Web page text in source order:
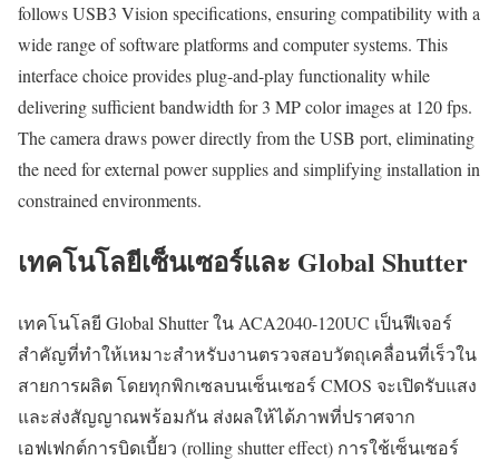
follows USB3 Vision specifications, ensuring compatibility with a
wide range of software platforms and computer systems. This
interface choice provides plug-and-play functionality while
delivering sufficient bandwidth for 3 MP color images at 120 fps.
The camera draws power directly from the USB port, eliminating
the need for external power supplies and simplifying installation in
constrained environments.
เทคโนโลยีเซ็นเซอร์และ Global Shutter
เทคโนโลยี Global Shutter ใน ACA2040-120UC เป็นฟีเจอร์
สำคัญที่ทำให้เหมาะสำหรับงานตรวจสอบวัตถุเคลื่อนที่เร็วใน
สายการผลิต โดยทุกพิกเซลบนเซ็นเซอร์ CMOS จะเปิดรับแสง
และส่งสัญญาณพร้อมกัน ส่งผลให้ได้ภาพที่ปราศจาก
เอฟเฟกต์การบิดเบี้ยว (rolling shutter effect) การใช้เซ็นเซอร์